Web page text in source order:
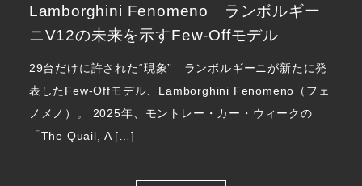
Lamborghini Fenomeno ランボルギー
ニV12の未来を示すFew-Offモデル
29台だけに許された“現象” ランボルギーニが新たに発
表したFew-Offモデル、Lamborghini Fenomeno（フェ
ノメノ）。 2025年、モントレー・カー・ウィークの
「The Quail, A […]